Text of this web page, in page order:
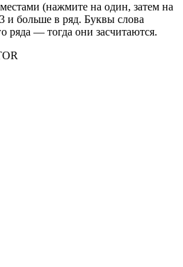
(нажмите на один, затем на
и больше в ряд. Буквы слова
ряда — тогда они засчитаются.
OR